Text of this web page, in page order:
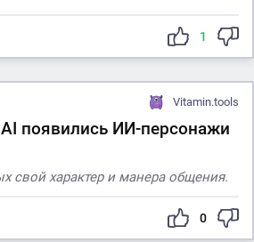
1
Vitamin.tools
появились ИИ-персонажи
свой характер и манера общения.
0